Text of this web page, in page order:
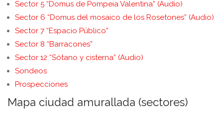
Sector 5 “Domus de Pompeia Valentina” (Audio)
Sector 6 “Domus del mosaico de los Rosetones” (Audio)
Sector 7 “Espacio Público”
Sector 8 “Barracones”
Sector 12 “Sótano y cisterna” (Audio)
Sondeos
Prospecciones
Mapa ciudad amurallada (sectores)